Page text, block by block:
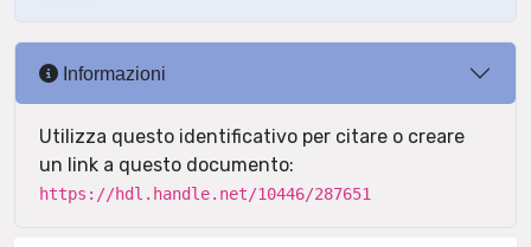
Informazioni
Utilizza questo identificativo per citare o creare
un link a questo documento:
https://hdl.handle.net/10446/287651